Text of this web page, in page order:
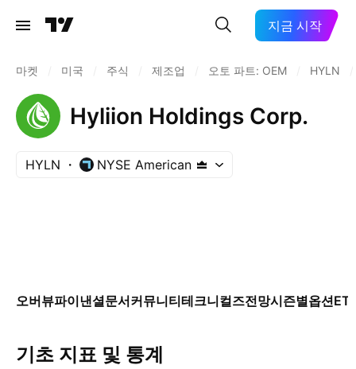
지금 시작
마켓 미국 주식 제조업 오토 파트: OEM HYLN
Hyliion Holdings Corp.
HYLN NYSE American
오버뷰파이낸셜문서커뮤니티테크니컬즈전망시즌별옵션
기초 지표 및 통계